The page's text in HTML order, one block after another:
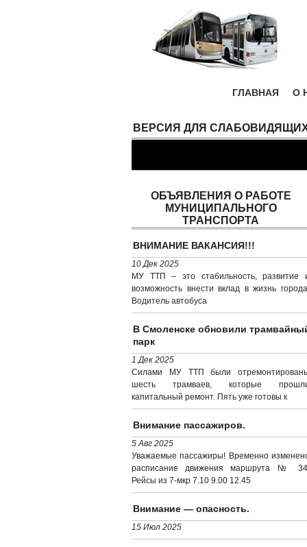
ГЛАВНАЯ О
ВЕРСИЯ ДЛЯ
ОБЪЯВЛЕНИЯ О РАБОТЕ
МУНИЦИПАЛЬНОГО
ТРАНСПОРТА
ВНИМАНИЕ ВАКАНСИЯ!!!
10 Дек 2025
МУ ТТП – это стабильность, развитие
возможность внести вклад в жизнь
Водитель автобуса
В Смоленске обновили
парк
1 Дек 2025
Силами МУ ТТП были
шесть трамваев, которые
капитальный ремонт. Пять уже готовы к
Внимание пассажиров.
5 Авг 2025
Уважаемые пассажиры! Временно
расписание движения маршрута №
Рейсы из 7-мкр 7.10 9.00 12.45
Внимание — опасность.
15 Июл 2025